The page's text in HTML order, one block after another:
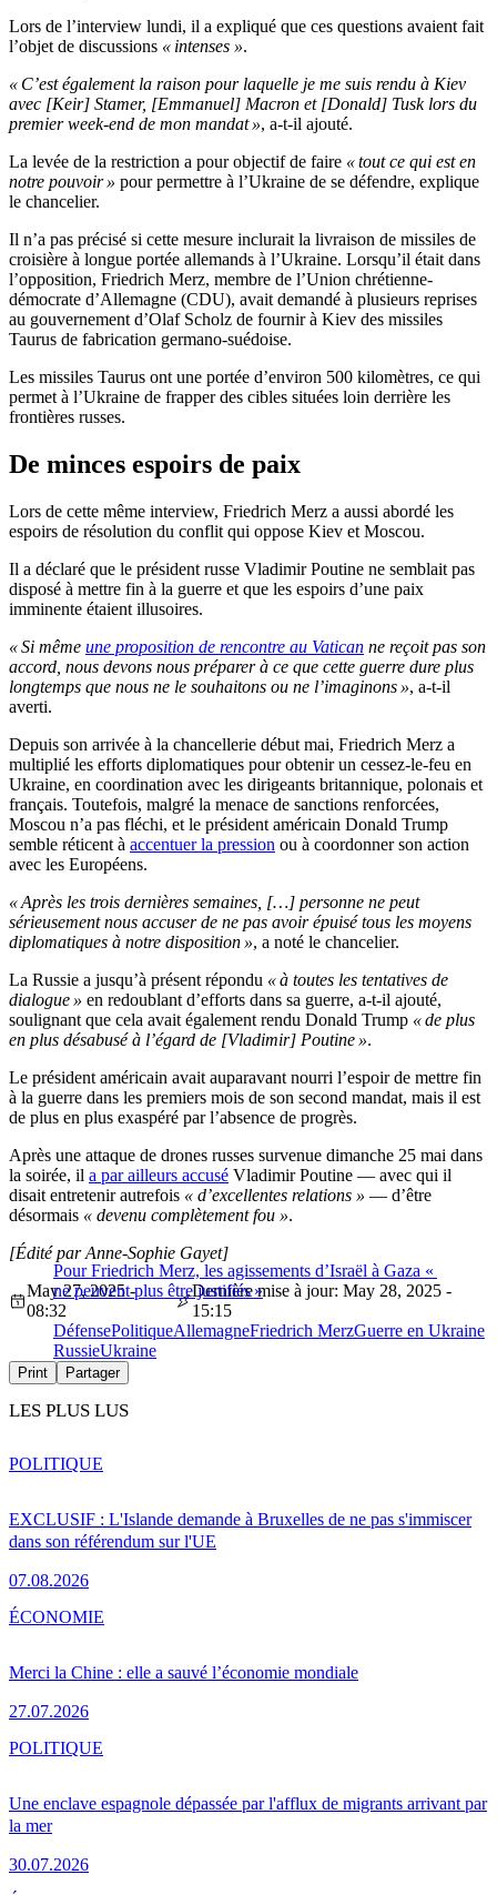
Lors de l’interview lundi, il a expliqué que ces questions avaient fait
l’objet de discussions « intenses ».
« C’est également la raison pour laquelle je me suis rendu à Kiev
avec [Keir] Stamer, [Emmanuel] Macron et [Donald] Tusk lors du
premier week-end de mon mandat », a-t-il ajouté.
La levée de la restriction a pour objectif de faire « tout ce qui est en
notre pouvoir » pour permettre à l’Ukraine de se défendre, explique
le chancelier.
Il n’a pas précisé si cette mesure inclurait la livraison de missiles de
croisière à longue portée allemands à l’Ukraine. Lorsqu’il était dans
l’opposition, Friedrich Merz, membre de l’Union chrétienne-
démocrate d’Allemagne (CDU), avait demandé à plusieurs reprises
au gouvernement d’Olaf Scholz de fournir à Kiev des missiles
Taurus de fabrication germano-suédoise.
Les missiles Taurus ont une portée d’environ 500 kilomètres, ce qui
permet à l’Ukraine de frapper des cibles situées loin derrière les
frontières russes.
De minces espoirs de paix
Lors de cette même interview, Friedrich Merz a aussi abordé les
espoirs de résolution du conflit qui oppose Kiev et Moscou.
Il a déclaré que le président russe Vladimir Poutine ne semblait pas
disposé à mettre fin à la guerre et que les espoirs d’une paix
imminente étaient illusoires.
« Si même une proposition de rencontre au Vatican ne reçoit pas son
accord, nous devons nous préparer à ce que cette guerre dure plus
longtemps que nous ne le souhaitons ou ne l’imaginons », a-t-il
averti.
Depuis son arrivée à la chancellerie début mai, Friedrich Merz a
multiplié les efforts diplomatiques pour obtenir un cessez-le-feu en
Ukraine, en coordination avec les dirigeants britannique, polonais et
français. Toutefois, malgré la menace de sanctions renforcées,
Moscou n’a pas fléchi, et le président américain Donald Trump
semble réticent à accentuer la pression ou à coordonner son action
avec les Européens.
« Après les trois dernières semaines, […] personne ne peut
sérieusement nous accuser de ne pas avoir épuisé tous les moyens
diplomatiques à notre disposition », a noté le chancelier.
La Russie a jusqu’à présent répondu « à toutes les tentatives de
dialogue » en redoublant d’efforts dans sa guerre, a-t-il ajouté,
soulignant que cela avait également rendu Donald Trump « de plus
en plus désabusé à l’égard de [Vladimir] Poutine ».
Le président américain avait auparavant nourri l’espoir de mettre fin
à la guerre dans les premiers mois de son second mandat, mais il est
de plus en plus exaspéré par l’absence de progrès.
Après une attaque de drones russes survenue dimanche 25 mai dans
la soirée, il a par ailleurs accusé Vladimir Poutine — avec qui il
disait entretenir autrefois « d’excellentes relations » — d’être
désormais « devenu complètement fou ».
Pour Friedrich Merz, les agissements d’Israël à Gaza «
ne peuvent plus être justifiés »
[Édité par Anne-Sophie Gayet]
May 27, 2025 -
08:32
Dernière mise à jour: May 28, 2025 -
15:15
DéfensePolitiqueAllemagneFriedrich MerzGuerre en Ukraine
RussieUkraine
Print Partager
LES PLUS LUS
EXCLUSIF : L'Islande demande à Bruxelles de ne pas s'immiscer
dans son référendum sur l'UE
07.08.2026
POLITIQUE
Merci la Chine : elle a sauvé l’économie mondiale
27.07.2026
ÉCONOMIE
Une enclave espagnole dépassée par l'afflux de migrants arrivant par
la mer
30.07.2026
POLITIQUE